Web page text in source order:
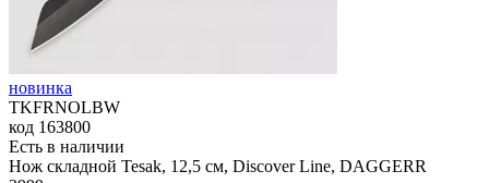
новинка
TKFRNOLBW
код 163800
Есть в наличии
Нож складной Tesak, 12,5 см, Discover Line, DAGGERR